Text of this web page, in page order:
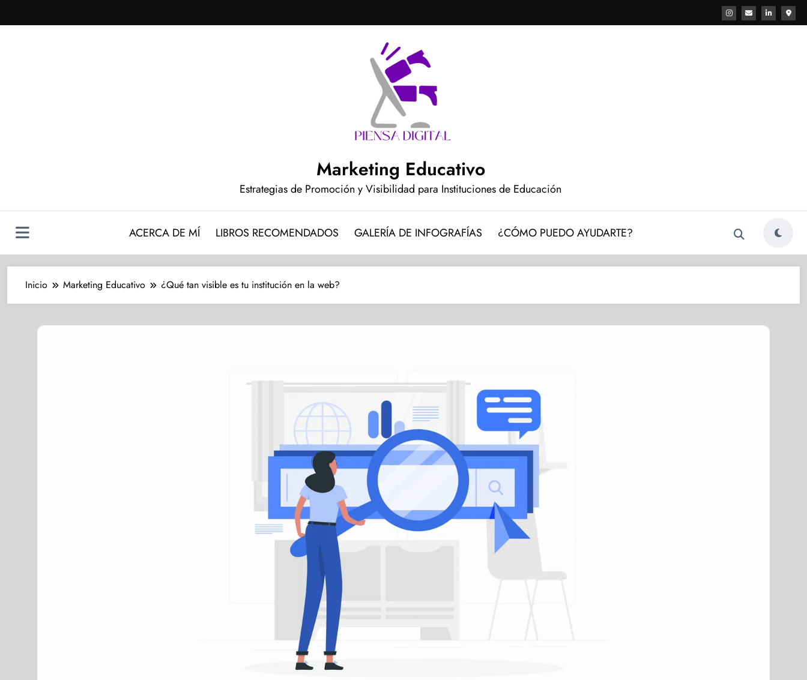
al
Marketing Educativo
Estrategias de Promoción y Visibilidad para Instituciones de Educación
ACERCA DE MÍ LIBROS RECOMENDADOS GALERÍA DE INFOGRAFÍAS ¿CÓMO PUEDO AYUDARTE?
Inicio Marketing Educativo ¿Qué tan visible es tu institución en la web?